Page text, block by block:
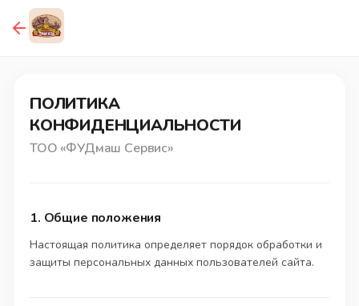
ПОЛИТИКА
КОНФИДЕНЦИАЛЬНОСТИ
ТОО «ФУДмаш Сервис»
1. Общие положения
Настоящая политика определяет порядок обработки и
защиты персональных данных пользователей сайта.